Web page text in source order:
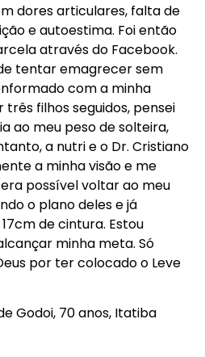
dores articulares, falta de
e autoestima. Foi então
através do Facebook.
tentar emagrecer sem
com a minha
filhos seguidos, pensei
ao meu peso de solteira,
a nutri e o Dr. Cristiano
a minha visão e me
possível voltar ao meu
o plano deles e já
de cintura. Estou
minha meta. Só
por ter colocado o Leve
Godoi, 70 anos, Itatiba